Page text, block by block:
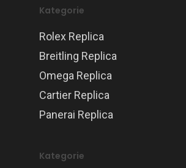
Kategorie
Rolex Replica
Breitling Replica
Omega Replica
Cartier Replica
Panerai Replica
Kategorie